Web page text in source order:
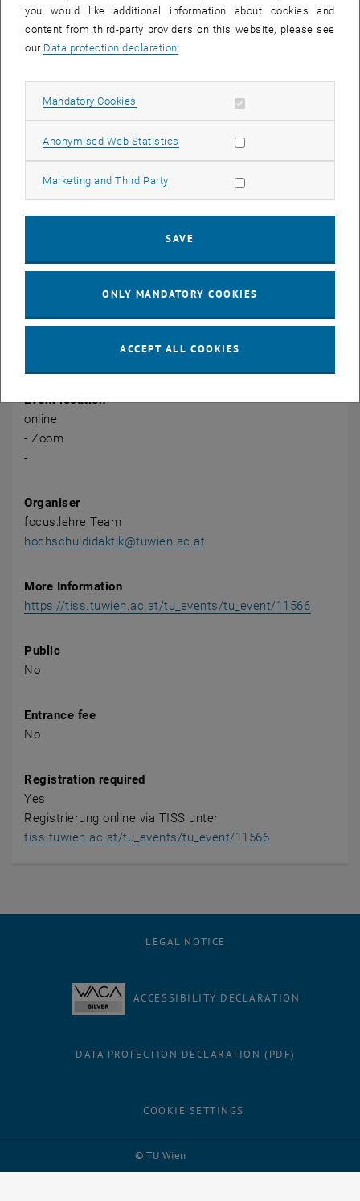
Formatives und summatives Assessment
Einführung in Hochschulmethodik, einfache Methoden
Semesterplanung, Lernzyklen, synchrones und asynchrones
Lehrphilosophie und -management
Theoretische Inputphasen und Übungsmaterialien zur Erarbeitung
der Grundlagen
Lehrveranstaltungsentwürfe einzubauen
Plenare Diskussionen
Event location
online
- Zoom
-
Organiser
focus:lehre Team
hochschuldidaktik@tuwien.ac.at
More Information
https://tiss.tuwien.ac.at/tu_events/tu_event/11566
Public
No
Entrance fee
No
Registration required
Yes
Registrierung online via TISS unter
tiss.tuwien.ac.at/tu_events/tu_event/11566
© TU Wien
LEGAL NOTICE
ACCESSIBILITY DECLARATION
DATA PROTECTION DECLARATION (PDF)
COOKIE SETTINGS
you would like additional information about cookies and
content from third-party providers on this website, please see
our Data protection declaration
Mandatory Cookies Allow mandatory cookies
Anonymised Web Statistics Allow statistic cookies
Marketing and Third Party Allow marketing cookies
SAVE
ONLY MANDATORY COOKIES
ACCEPT ALL COOKIES